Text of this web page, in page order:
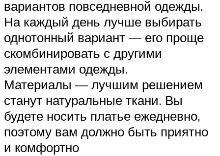
вариантов повседневной одежды.
На каждый день лучше выбирать
однотонный вариант — его проще
скомбинировать с другими
элементами одежды.
Материалы — лучшим решением
станут натуральные ткани. Вы
будете носить платье ежедневно,
поэтому вам должно быть приятно
и комфортно